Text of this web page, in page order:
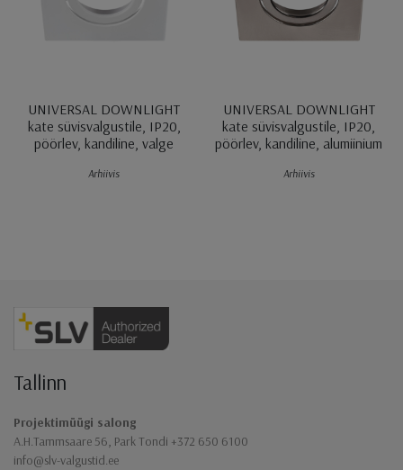
UNIVERSAL DOWNLIGHT
kate süvisvalgustile, IP20,
pöörlev, kandiline, valge
Arhiivis
UNIVERSAL DOWNLIGHT
kate süvisvalgustile, IP20,
pöörlev, kandiline, alumiinium
Arhiivis
Jaluse navigatsioon
Tallinn
Projektimüügi salong
A.H.Tammsaare 56, Park Tondi +372 650 6100
info@slv-valgustid.ee